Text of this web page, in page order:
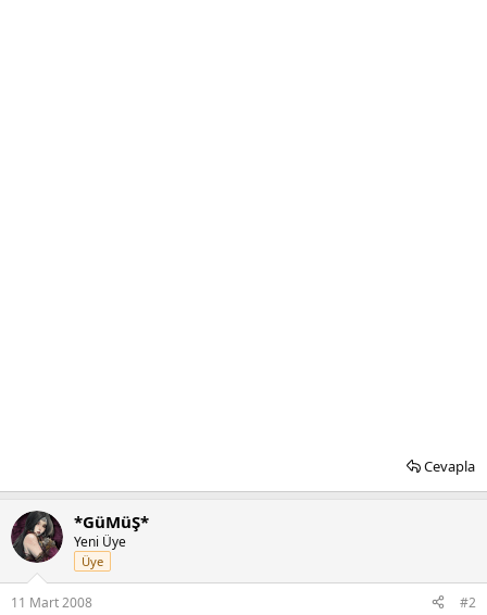
Cevapla
*GüMüŞ*
Yeni Üye
Üye
11 Mart 2008 #2